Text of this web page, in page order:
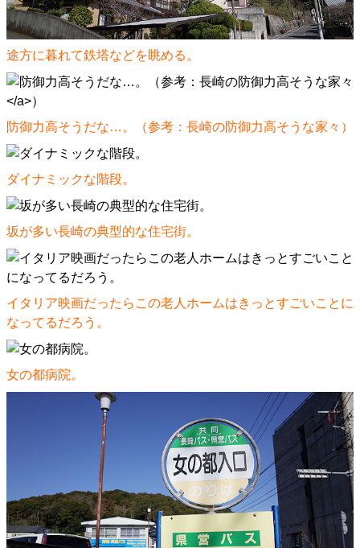
途方に暮れて鉄塔などを眺める。
防御力高そうだな…。（参考： 長崎の防御力高そうな家々 ）
ダイナミックな階段。
坂が多い長崎の典型的な住宅街。
イタリア映画だったらこの老人ホームはきっとすごいことに
なってるだろう。
女の都病院。